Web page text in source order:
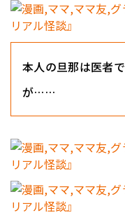
本人の旦那は医者
が……